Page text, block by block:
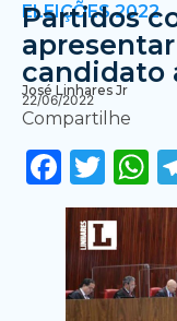
ELEIÇÕES 2022
Partidos
candidato
José Linhares Jr
22/06/2022
Compartilhe